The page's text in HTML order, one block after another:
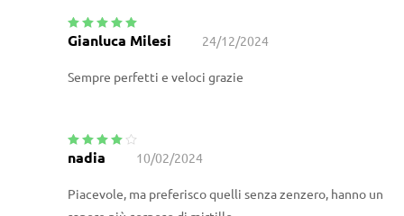
Valutato5su
Gianluca Milesi 24/12/2024
Sempre perfetti e veloci grazie
Valutato
nadia 10/02/2024
Piacevole, ma preferisco quelli senza zenzero, hanno un